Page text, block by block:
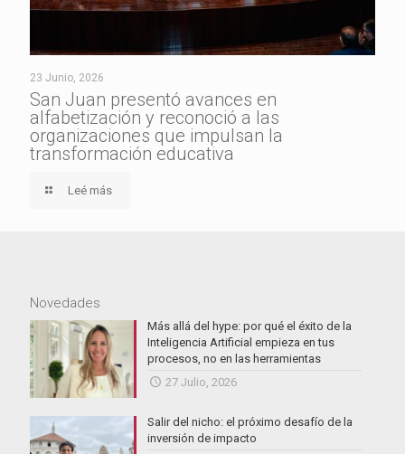
23 Junio, 2026
San Juan presentó avances en
alfabetización y reconoció a las
organizaciones que impulsan la
transformación educativa
Leé más
Novedades
Más allá del hype: por qué el éxito de la
Inteligencia Artificial empieza en tus
procesos, no en las herramientas
27 Julio, 2026
Salir del nicho: el próximo desafío de la
inversión de impacto